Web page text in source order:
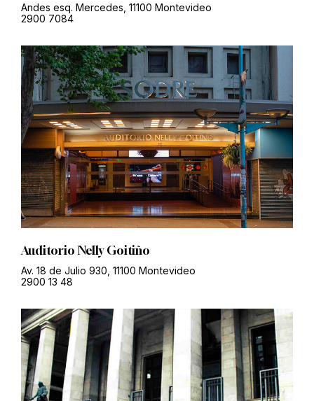
Andes esq. Mercedes, 11100 Montevideo
2900 7084
Auditorio Nelly Goitiño
Av. 18 de Julio 930, 11100 Montevideo
2900 13 48